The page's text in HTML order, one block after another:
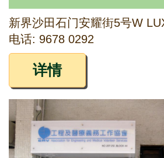
新界沙田石门安耀街5号W
电话: 9678 0292
详情